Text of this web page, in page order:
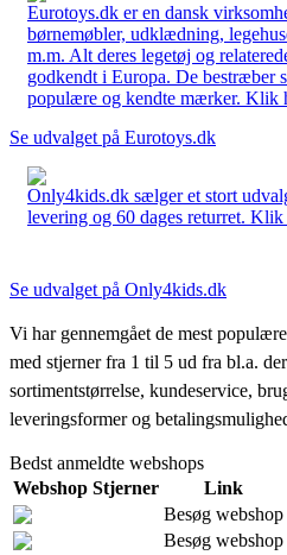
Eurotoys.dk er en dansk
børnemøbler, udklædning,
m.m. Alt deres legetøj og
godkendt i Europa. De bestræber
populære og kendte mærker. Klik
Se udvalget på Eurotoys.dk
Only4kids.dk sælger et stort
levering og 60 dages returret. Klik
Se udvalget på Only4kids.dk
Vi har gennemgået de mest
med stjerner fra 1 til 5 ud fra bl.a.
sortimentstørrelse, kundeservice,
leveringsformer og
Bedst anmeldte webshops
Webshop Stjerner
Link
Besøg webshop
Besøg webshop